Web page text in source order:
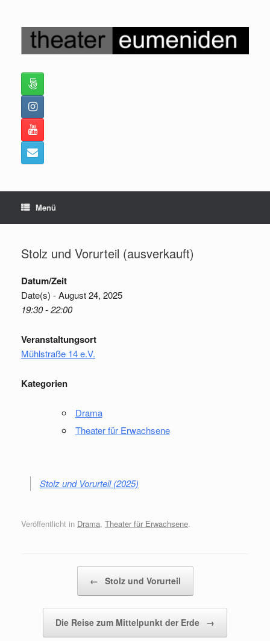
springen
Menü
Stolz und Vorurteil (ausverkauft)
Datum/Zeit
Date(s) - August 24, 2025
19:30 - 22:00
Veranstaltungsort
Mühlstraße 14 e.V.
Kategorien
Drama
Theater für Erwachsene
Stolz und Vorurteil (2025)
Veröffentlicht in Drama, Theater für Erwachsene.
← Stolz und Vorurteil
Die Reise zum Mittelpunkt der Erde →